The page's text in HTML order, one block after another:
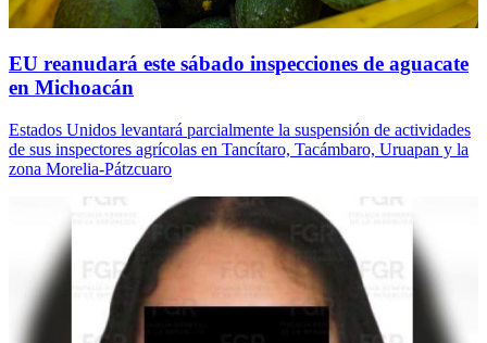
EU reanudará este sábado inspecciones de aguacate
en Michoacán
Estados Unidos levantará parcialmente la suspensión de actividades
de sus inspectores agrícolas en Tancítaro, Tacámbaro, Uruapan y la
zona Morelia-Pátzcuaro